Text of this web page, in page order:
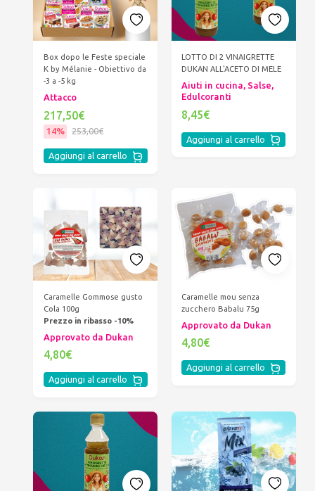
Box dopo le Feste speciale
K by Mélanie - Obiettivo da
-3 a -5 kg
Attacco
217,50€
14% 253,00€
Aggiungi al carrello
LOTTO DI 2 VINAIGRETTE
DUKAN ALL'ACETO DI MELE
Aiuti in cucina, Salse,
Edulcoranti
8,45€
Aggiungi al carrello
Caramelle Gommose gusto
Cola 100g
Prezzo in ribasso -10%
Approvato da Dukan
4,80€
Aggiungi al carrello
Caramelle mou senza
zucchero Babalu 75g
Approvato da Dukan
4,80€
Aggiungi al carrello